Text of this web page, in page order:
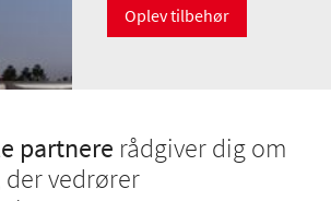
Oplev tilbehør
partnere rådgiver dig om
vedrører